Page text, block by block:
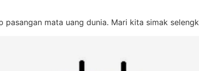
mata uang dunia. Mari kita simak